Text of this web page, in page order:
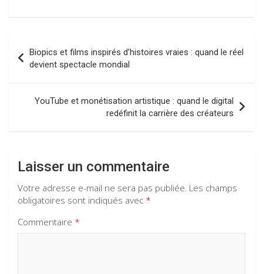
de
l’article
Biopics et films inspirés d’histoires vraies : quand le réel
devient spectacle mondial
YouTube et monétisation artistique : quand le digital
redéfinit la carrière des créateurs
Laisser un commentaire
Votre adresse e-mail ne sera pas publiée. Les champs
obligatoires sont indiqués avec *
Commentaire *